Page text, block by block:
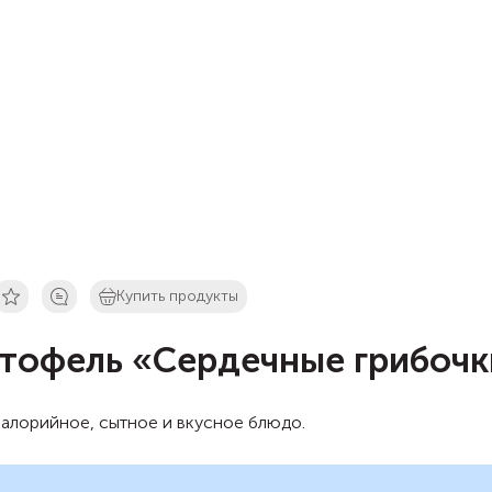
Купить продукты
«Сердечные
сытное и вкусное блюдо.